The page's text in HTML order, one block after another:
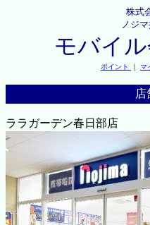
株式
ノジ
モバイ
ポイント ｜ マ
店
ララガーデン春日部店